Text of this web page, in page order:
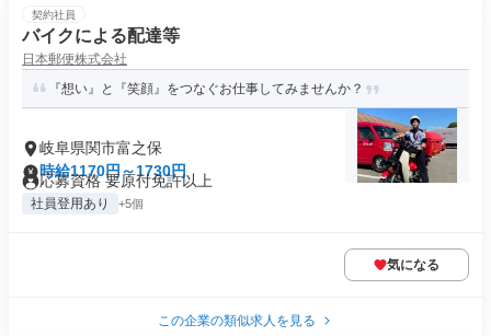
契約社員
バイクによる配達等
日本郵便株式会社
『想い』と『笑顔』をつなぐお仕事してみませんか？
岐阜県関市富之保
時給1170円～1730円
応募資格 要原付免許以上
社員登用あり +5個
気になる
この企業の類似求人を見る